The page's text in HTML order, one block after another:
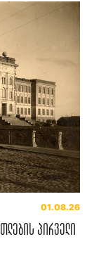
01.08.26
პირველი